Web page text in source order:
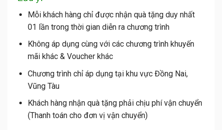
Mỗi khách hàng chỉ được nhận quà tặng duy nhất
01 lần trong thời gian diễn ra chương trình
Không áp dụng cùng với các chương trình khuyến
mãi khác & Voucher khác
Chương trình chỉ áp dụng tại khu vực Đồng Nai,
Vũng Tàu
Khách hàng nhận quà tặng phải chịu phí vận chuyển
(Thanh toán cho đơn vị vận chuyển)